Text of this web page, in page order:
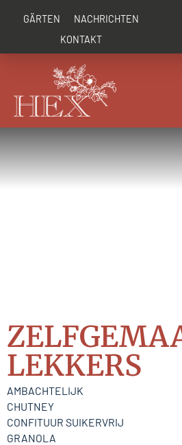
InhaltGÄRTEN
NACHRICHTEN
KONTAKT
LEKKERS
AMBACHTELIJK
CHUTNEY
CONFITUUR SUIKERVRIJ
GRANOLA